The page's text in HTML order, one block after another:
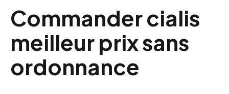
Commander cialis
meilleur prix sans
ordonnance